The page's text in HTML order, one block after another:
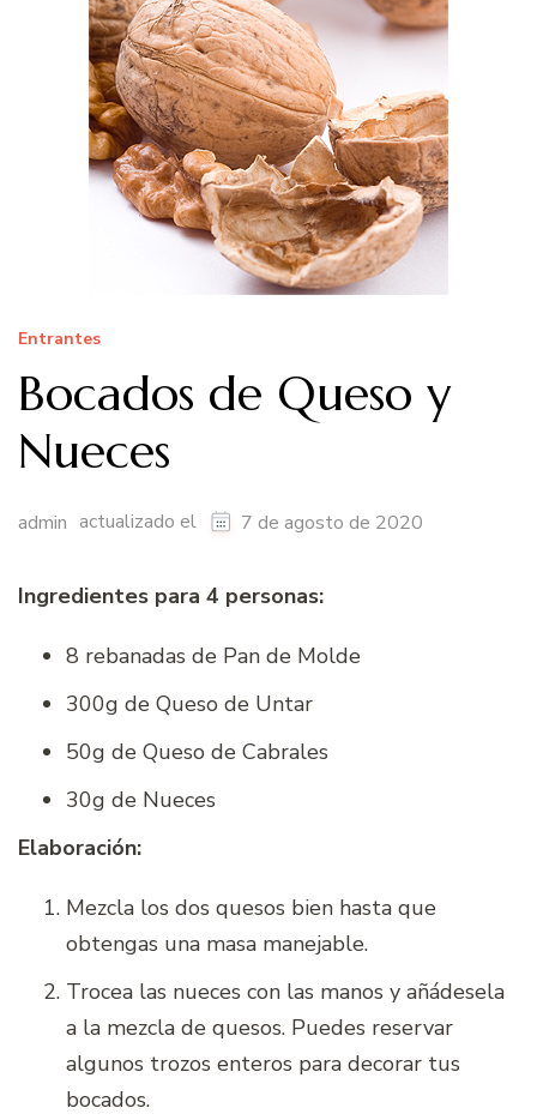
Entrantes
Bocados de Queso y
Nueces
admin actualizado el 7 de agosto de 2020
Ingredientes para 4 personas:
8 rebanadas de Pan de Molde
300g de Queso de Untar
50g de Queso de Cabrales
30g de Nueces
Elaboración:
Mezcla los dos quesos bien hasta que
obtengas una masa manejable.
Trocea las nueces con las manos y añádesela
a la mezcla de quesos. Puedes reservar
algunos trozos enteros para decorar tus
bocados.